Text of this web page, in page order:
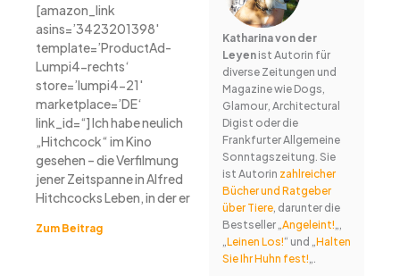
[amazon_link
asins=’3423201398′
template=’ProductAd-
Lumpi4-rechts‘
store=’lumpi4-21′
marketplace=’DE‘
link_id=“] Ich habe neulich
„Hitchcock“ im Kino
gesehen – die Verfilmung
jener Zeitspanne in Alfred
Hitchcocks Leben, in der er
Zum Beitrag
Katharina von der
Leyenist Autorin für
diverse Zeitungen und
Magazine wie Dogs,
Glamour, Architectural
Digist oder die
Frankfurter Allgemeine
Sonntagszeitung. Sie
ist Autorin zahlreicher
Bücher und Ratgeber
über Tiere, darunter die
Bestseller „Angeleint!„,
„Leinen Los!“ und „Halten
Sie Ihr Huhn fest!„.